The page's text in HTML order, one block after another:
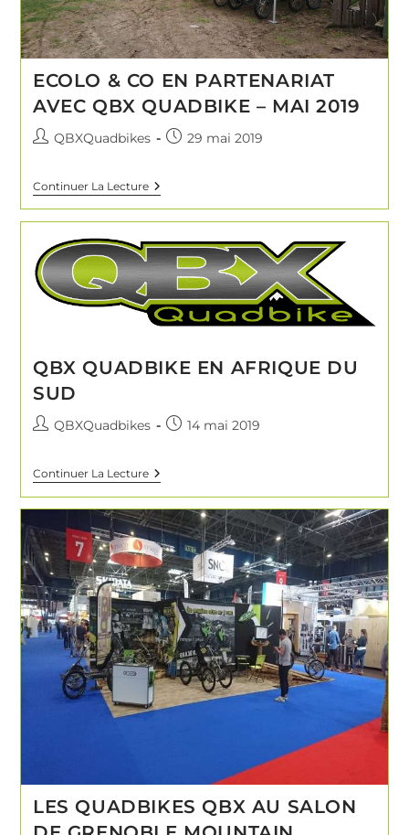
ECOLO & CO EN PARTENARIAT
AVEC QBX QUADBIKE – MAI 2019
QBXQuadbikes 29 mai 2019
Continuer La Lecture
QBX QUADBIKE EN AFRIQUE DU
SUD
QBXQuadbikes 14 mai 2019
Continuer La Lecture
LES QUADBIKES QBX AU SALON